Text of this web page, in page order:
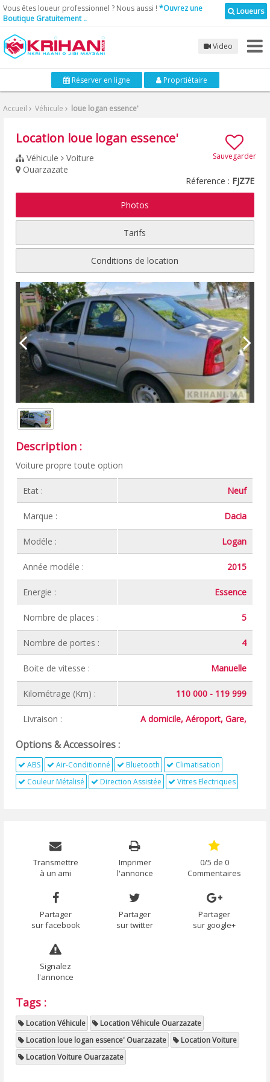
Loueurs
Vous êtes loueur professionnel ? Nous aussi ! *Ouvrez une
Boutique Gratuitement ..
Video
Réserver en ligne Proprtiétaire
Accueil Véhicule loue logan essence'
Sauvegarder
Location loue logan essence'
Véhicule Voiture
Ouarzazate
Réference : FJZ7E
Photos
Tarifs
Conditions de location
Description :
Voiture propre toute option
Etat : Neuf
Marque : Dacia
Modéle : Logan
Année modéle : 2015
Energie : Essence
Nombre de places : 5
Nombre de portes : 4
Boite de vitesse : Manuelle
Kilométrage (Km) : 110 000 - 119 999
Livraison : A domicile, Aéroport, Gare,
Options & Accessoires :
ABS Air-Conditionné Bluetooth
Climatisation
Couleur Métalisé
Direction Assistée Vitres Electriques
Transmettre
à un ami
Imprimer
l'annonce
0/5 de 0
Commentaires
Partager
sur facebook
Partager
sur twitter
Partager
sur google+
Signalez
l'annonce
Tags :
Location Véhicule
Location Véhicule Ouarzazate
Location loue logan essence' Ouarzazate
Location Voiture
Location Voiture Ouarzazate